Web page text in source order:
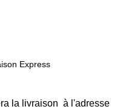
Express
la livraison à l'adresse